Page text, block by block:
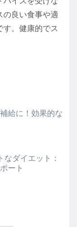
の良い食事や適
す。健康的でス
給に！効果的な
なダイエット：
ート